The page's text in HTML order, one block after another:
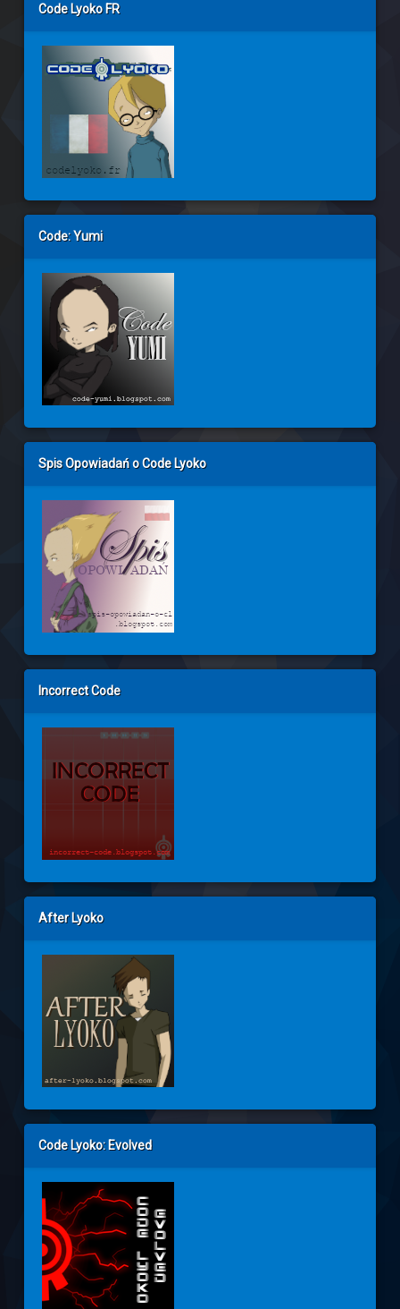
Code Lyoko FR
Code: Yumi
Spis Opowiadań o Code Lyoko
Incorrect Code
After Lyoko
Code Lyoko: Evolved